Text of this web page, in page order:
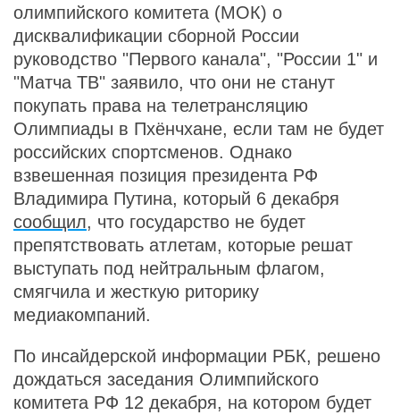
олимпийского комитета (МОК) о
дисквалификации сборной России
руководство "Первого канала", "России 1" и
"Матча ТВ" заявило, что они не станут
покупать права на телетрансляцию
Олимпиады в Пхёнчхане, если там не будет
российских спортсменов. Однако
взвешенная позиция президента РФ
Владимира Путина, который 6 декабря
сообщил, что государство не будет
препятствовать атлетам, которые решат
выступать под нейтральным флагом,
смягчила и жесткую риторику
медиакомпаний.
По инсайдерской информации РБК, решено
дождаться заседания Олимпийского
комитета РФ 12 декабря, на котором будет